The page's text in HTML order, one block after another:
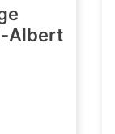
Albert